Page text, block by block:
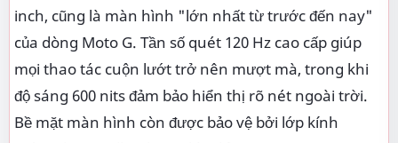
inch, cũng là màn hình "lớn nhất từ trước đến nay"
của dòng Moto G. Tần số quét 120 Hz cao cấp giúp
mọi thao tác cuộn lướt trở nên mượt mà, trong khi
độ sáng 600 nits đảm bảo hiển thị rõ nét ngoài trời.
Bề mặt màn hình còn được bảo vệ bởi lớp kính